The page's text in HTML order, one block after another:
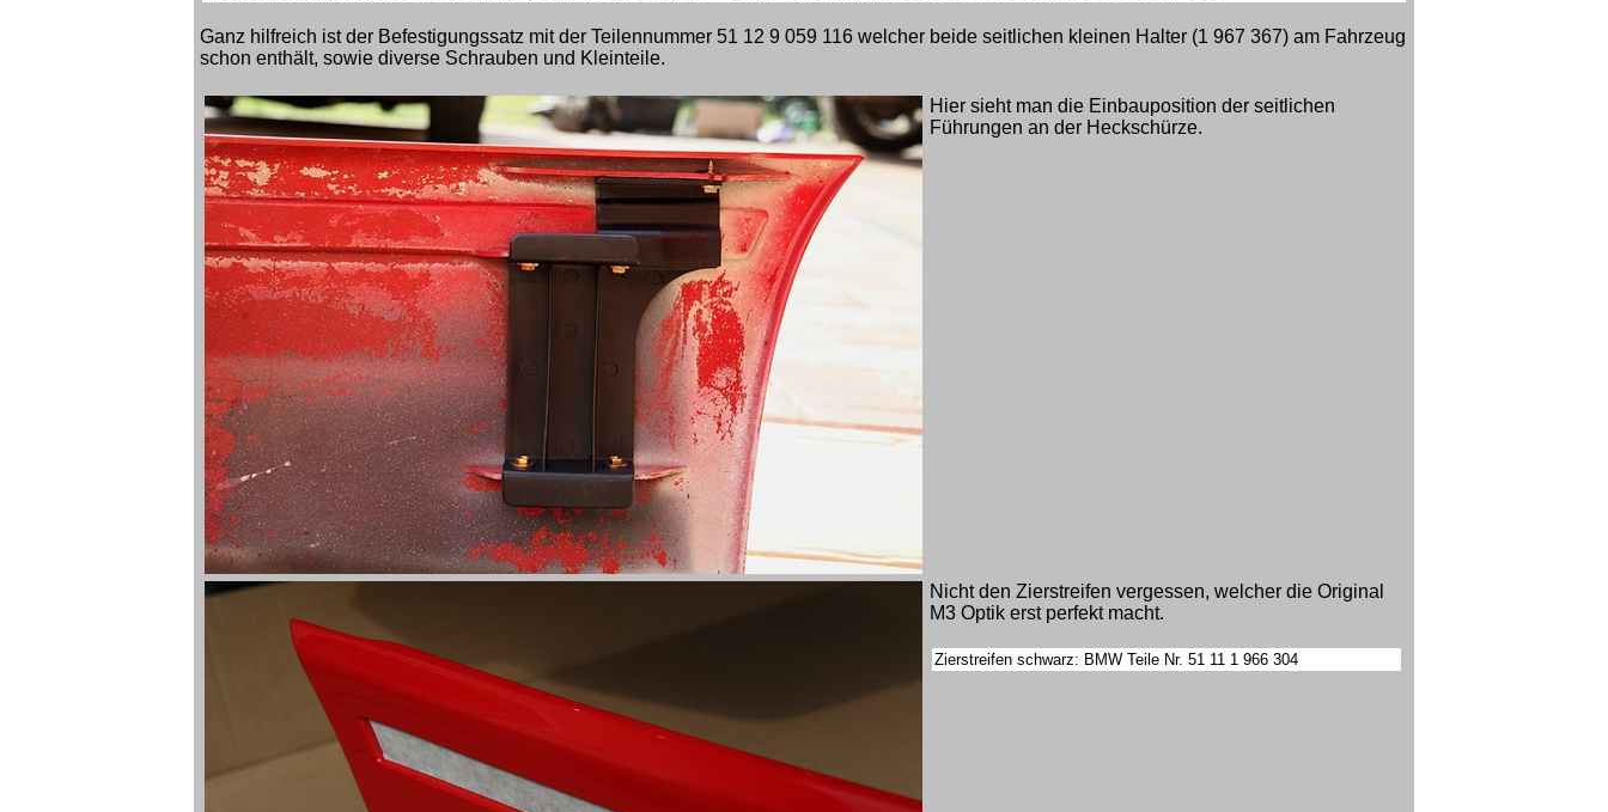
Ganz hilfreich ist der Befestigungssatz mit der Teilennummer 51 12 9 059 116 welcher beide seitlichen kleinen Halter (1 967 367) am Fahrzeug
schon enthält, sowie diverse Schrauben und Kleinteile.
Hier sieht man die Einbauposition der seitlichen
Führungen an der Heckschürze.
Nicht den Zierstreifen vergessen, welcher die Original
M3 Optik erst perfekt macht.
Zierstreifen schwarz: BMW Teile Nr. 51 11 1 966 304